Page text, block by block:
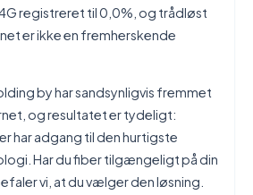
registreret til 0,0%, og trådløst
er ikke en fremherskende
by har sandsynligvis fremmet
og resultatet er tydeligt:
har adgang til den hurtigste
Har du fiber tilgængeligt på din
vi, at du vælger den løsning.